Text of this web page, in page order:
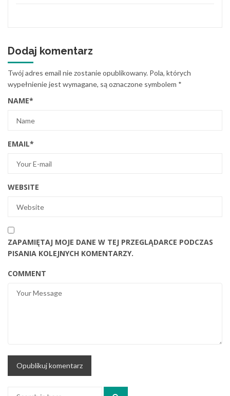
Dodaj komentarz
Twój adres email nie zostanie opublikowany. Pola, których
wypełnienie jest wymagane, są oznaczone symbolem *
NAME*
EMAIL*
WEBSITE
ZAPAMIĘTAJ MOJE DANE W TEJ PRZEGLĄDARCE PODCZAS
PISANIA KOLEJNYCH KOMENTARZY.
COMMENT